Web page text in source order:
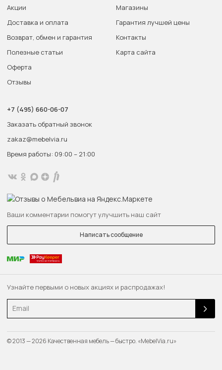
Узнайте первыми о новых акциях и распродажах!
Email
Акции
Доставка и оплата
Возврат, обмен и гарантия
Полезные статьи
Оферта
Отзывы
Магазины
Гарантия лучшей цены
Контакты
Карта сайта
+7 (495) 660-06-07
Заказать обратный звонок
zakaz@mebelvia.ru
Время работы: 09:00 – 21:00
Ваши комментарии помогут улучшить наш сайт
Написать сообщение
© 2013 — 2026 Качественная мебель — быстро. «MebelVia.ru»